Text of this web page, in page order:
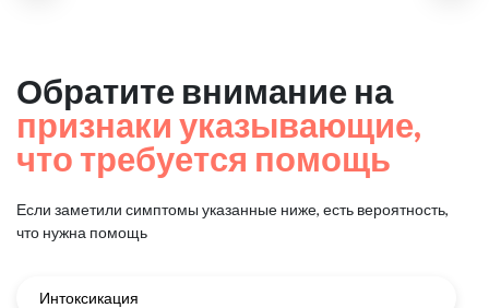
Обратите внимание на
признаки указывающие,
что требуется помощь
Если заметили симптомы указанные ниже, есть вероятность,
что нужна помощь
Интоксикация